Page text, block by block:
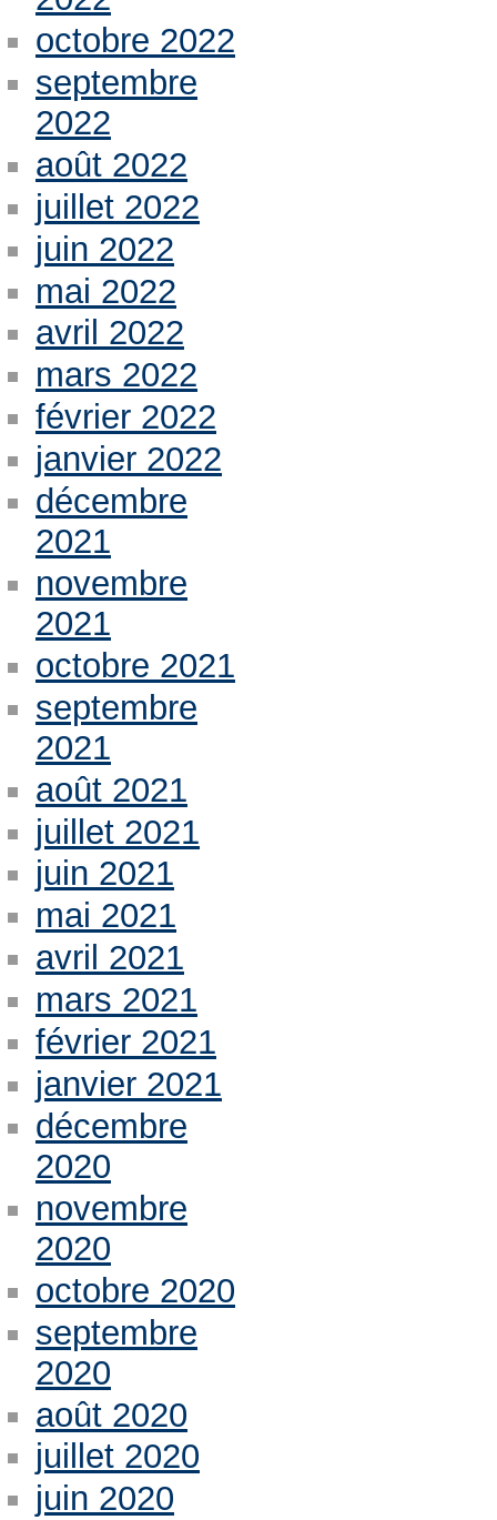
octobre 2022
septembre
2022
août 2022
juillet 2022
juin 2022
mai 2022
avril 2022
mars 2022
février 2022
janvier 2022
décembre
2021
novembre
2021
octobre 2021
septembre
2021
août 2021
juillet 2021
juin 2021
mai 2021
avril 2021
mars 2021
février 2021
janvier 2021
décembre
2020
novembre
2020
octobre 2020
septembre
2020
août 2020
juillet 2020
juin 2020